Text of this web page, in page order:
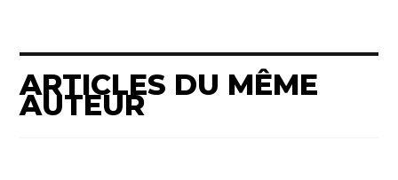
ARTICLES DU MÊME
AUTEUR